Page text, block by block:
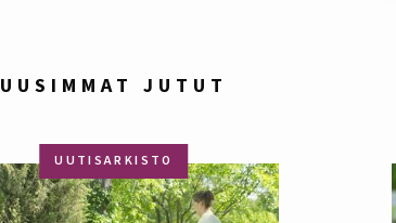
UUSIMMAT JUTUT
UUTISARKISTO